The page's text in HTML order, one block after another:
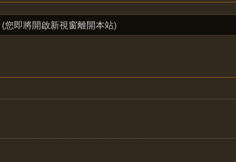
(您即將開啟新視窗離開本站)